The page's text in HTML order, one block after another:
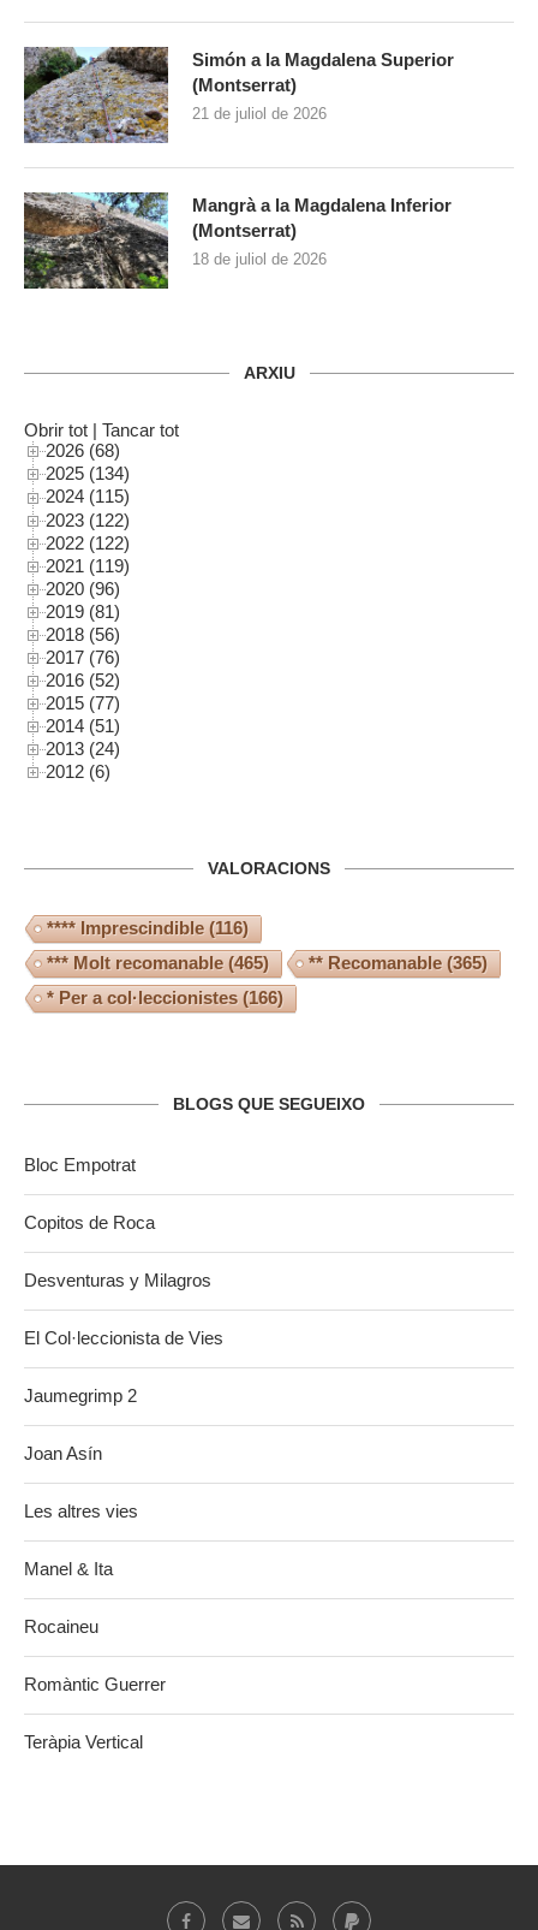
Simón a la Magdalena Superior
(Montserrat)
21 de juliol de 2026
Mangrà a la Magdalena Inferior
(Montserrat)
18 de juliol de 2026
ARXIU
Obrir tot | Tancar tot
2026 (68)
2025 (134)
2024 (115)
2023 (122)
2022 (122)
2021 (119)
2020 (96)
2019 (81)
2018 (56)
2017 (76)
2016 (52)
2015 (77)
2014 (51)
2013 (24)
2012 (6)
VALORACIONS
**** Imprescindible(116)
*** Molt recomanable(465) ** Recomanable(365)
* Per a col·leccionistes (166)
BLOGS QUE SEGUEIXO
Bloc Empotrat
Copitos de Roca
Desventuras y Milagros
El Col·leccionista de Vies
Jaumegrimp 2
Joan Asín
Les altres vies
Manel & Ita
Rocaineu
Romàntic Guerrer
Teràpia Vertical